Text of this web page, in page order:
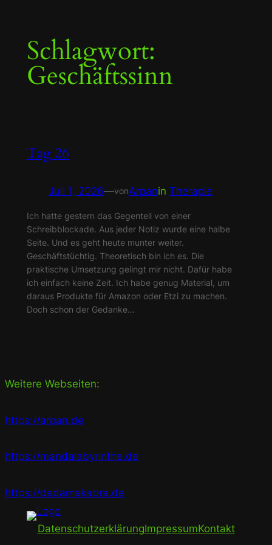
Inhalt
springenSchlagwort:
Geschäftssinn
Tag 26
Juli 1, 2026—vonArpanin Therapie
Ich hatte gestern das Gegenteil von einer
Schreibblockade. Aus jeder Notiz wurde eine halbe
Seite. Und es geht heute munter weiter.
Geschäftstüchtig. Theoretisch bin ich es. Die
praktische Umsetzung gelingt mir nicht. Dafür habe
ich einfach keine Zeit. Ich habe genug Material, um
daraus Produkte für Amazon oder Etzi zu machen.
Doch schon der Gedanke…
Weitere Webseiten:
https://arpan.de
https://mandalabyrinthe.de
https://dadamakabra.de
DatenschutzerklärungImpressumKontakt